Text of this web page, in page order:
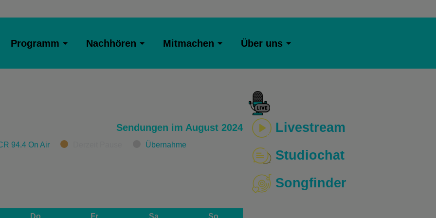
Programm Nachhören Mitmachen Über uns
Sendungen im August 2024
94.4 On Air Übernahme
Livestream
Studiochat
Songfinder